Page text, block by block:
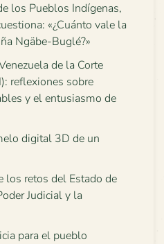
los Pueblos Indígenas,
«¿Cuánto vale la
Ngäbe-Buglé?»
de la Corte
reflexiones sobre
y el entusiasmo de
digital 3D de un
los retos del Estado de
Judicial y la
para el pueblo